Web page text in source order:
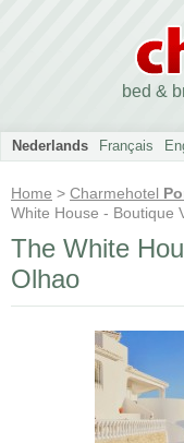
bed &
Nederlands Français
Home > Charmehotel
White House - Boutique
The White
Olhao